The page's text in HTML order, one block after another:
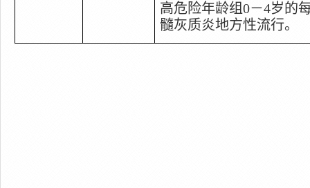
高危险年龄组0－4岁的
髓灰质炎地方性流行。